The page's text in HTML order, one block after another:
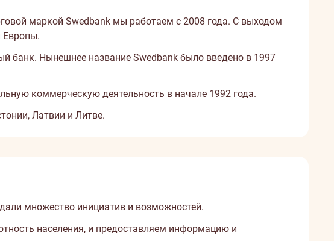
маркой Swedbank мы работаем с 2008 года. С выходом
Европы.
банк. Нынешнее название Swedbank было введено в 1997
коммерческую деятельность в начале 1992 года.
Латвии и Литве.
множество инициатив и возможностей.
населения, и предоставляем информацию и